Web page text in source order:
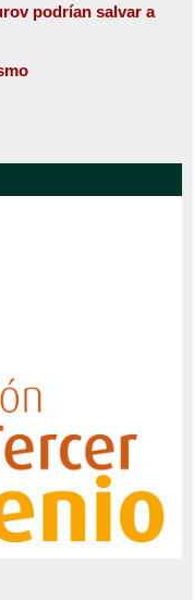
podrían salvar a